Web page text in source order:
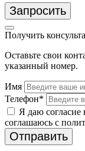
Запросить
Получить
Оставьте свои
указанный номер.
Имя
Телефон*
Я даю согласие
соглашаюсь с
Отправить